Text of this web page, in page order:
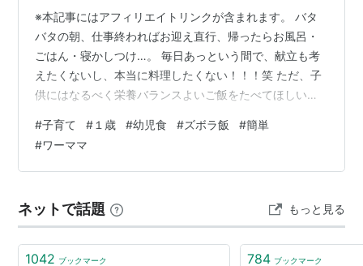
※本記事にはアフィリエイトリンクが含まれます。 バタ
バタの朝、仕事終わればお迎え直行、帰ったらお風呂・
ごはん・寝かしつけ…。 毎日あっという間で、献立も考
えたくないし、本当に料理したくない！！！笑 ただ、子
供にはなるべく栄養バランスよいご飯をたべてほしい！
品に頼りながらも、炭水化物ばかりにならないように意
識しています。 今回は、１歳９か月の娘が実際にたべて
いるご飯を写真付きで記録していきます。 最後にこれだ
す！ 「毎日ちゃんと作ってないけど、大丈夫かな…」と
悩まれてる働くママパパの参考になれば…
#子育て # １歳 #幼児食 #ズボラ飯 #簡単
#ワーママ
ネットで話題 もっと見る
1042 ブックマーク 784 ブックマーク